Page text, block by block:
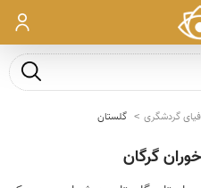
ورود
جست و
گردشگری گلستان
گرگان